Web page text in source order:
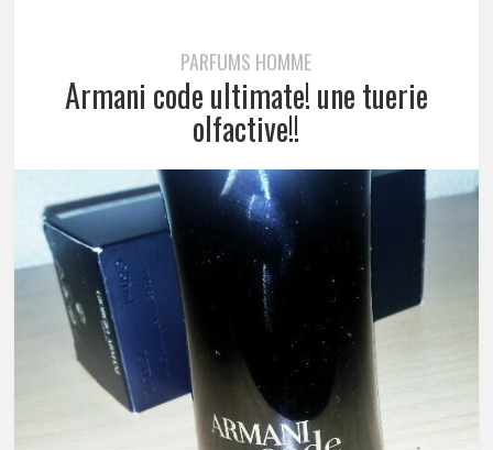
PARFUMS HOMME
Armani code ultimate! une tuerie
olfactive!!